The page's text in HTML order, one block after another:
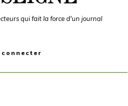
qui fait la force d'un journal
connecter